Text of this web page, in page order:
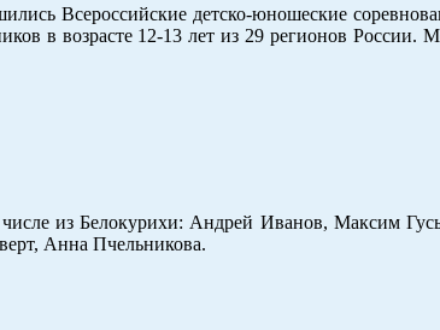
Всероссийские детско-юношеские
в возрасте 12-13 лет из 29 регионов России.
из Белокурихи: Андрей Иванов, Максим
Анна Пчельникова.